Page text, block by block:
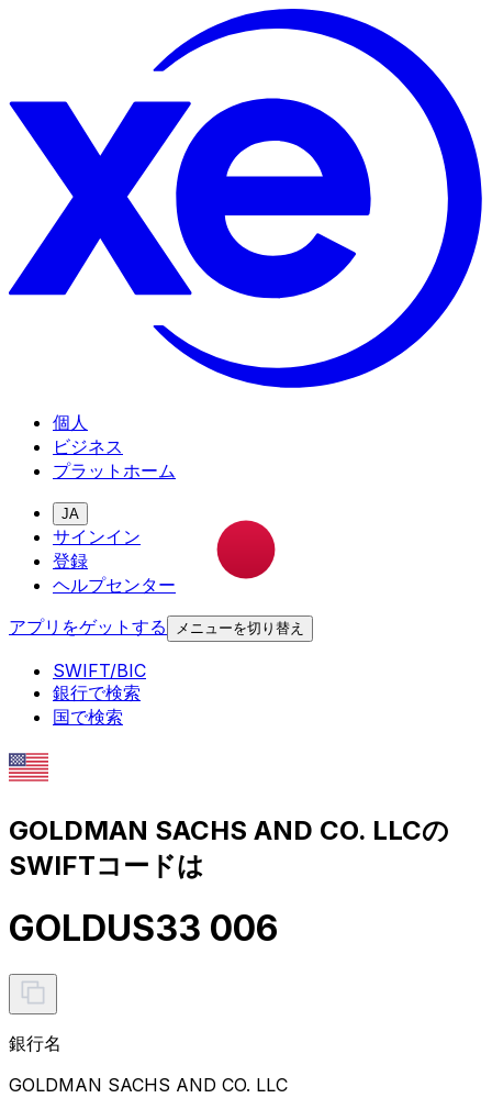
個人
ビジネス
プラットホーム
JA
サインイン
登録
ヘルプセンター
アプリをゲットする
メニューを切り替え
SWIFT/BIC
銀行で検索
国で検索
GOLDMAN SACHS AND CO. LLCの
SWIFTコードは
GOLDUS33 006
銀行名
GOLDMAN SACHS AND CO. LLC